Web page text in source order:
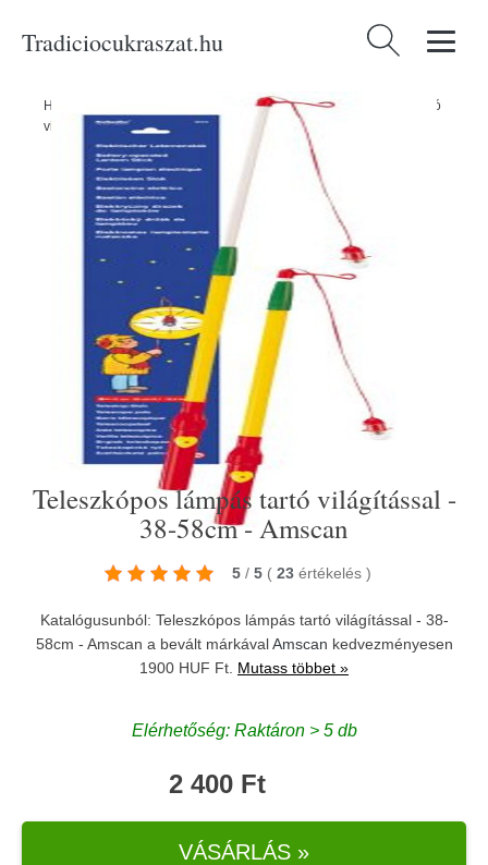
Tradiciocukraszat.hu Keresés:
Home Ünnepségek és partik/Teleszkópos lámpás tartó
világítással - 38-58cm - Amscan
Teleszkópos lámpás tartó világítással -
38-58cm - Amscan
5 / 5 ( 23 értékelés )
Katalógusunból: Teleszkópos lámpás tartó világítással - 38-
58cm - Amscan a bevált márkávalAmscan kedvezményesen
1900 HUF Ft. Mutass többet »
Elérhetőség: Raktáron > 5 db
2 400 Ft
VÁSÁRLÁS »